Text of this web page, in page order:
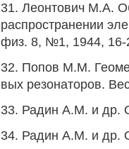
31. Леонтович М.А.
распространении
физ. 8, №1, 1944, 16-
32. Попов М.М.
вых резонаторов.
33. Радин A.M. и др.
34. Радин A.M. и др.